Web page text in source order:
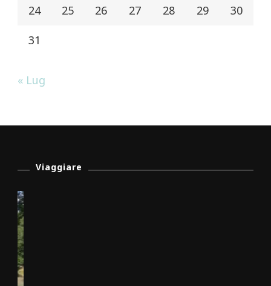
24 25 26 27 28 29 30
31
« Lug
Viaggiare